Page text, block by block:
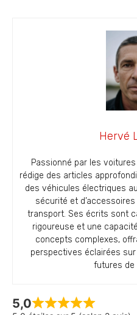
Hervé
Passionné par les
rédige des articles
des véhicules électriques
sécurité et
transport. Ses écrits sont
rigoureuse et une
concepts complexes,
perspectives éclairées
futures de
5,0